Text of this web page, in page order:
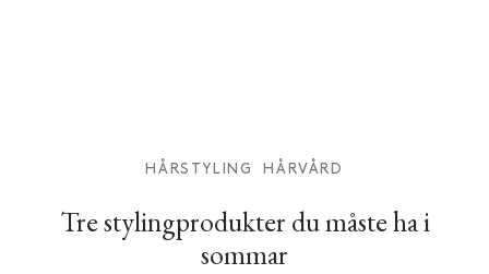
HÅRSTYLING HÅRVÅRD
Tre stylingprodukter du måste ha i
sommar